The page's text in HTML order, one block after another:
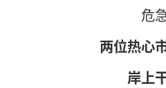
危
两位热心
岸上